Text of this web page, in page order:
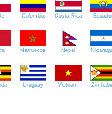
Colombia Costa Rica
Marruecos Nepal
Uruguay Vietnam